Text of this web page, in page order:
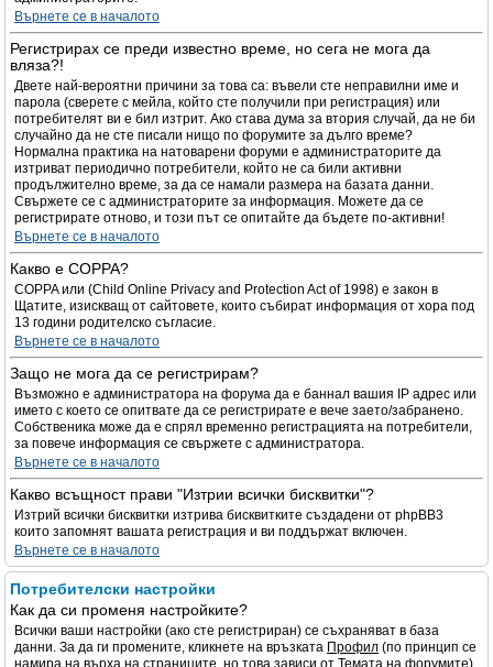
Върнете се в началото
Регистрирах се преди известно време, но сега не мога да
вляза?!
Двете най-вероятни причини за това са: въвели сте неправилни име и
парола (сверете с мейла, който сте получили при регистрация) или
потребителят ви е бил изтрит. Ако става дума за втория случай, да не би
случайно да не сте писали нищо по форумите за дълго време?
Нормална практика на натоварени форуми е администраторите да
изтриват периодично потребители, който не са били активни
продължително време, за да се намали размера на базата данни.
Свържете се с администраторите за информация. Можете да се
регистрирате отново, и този път се опитайте да бъдете по-активни!
Върнете се в началото
Какво е COPPA?
COPPA или (Child Online Privacy and Protection Act of 1998) е закон в
Щатите, изискващ от сайтовете, които събират информация от хора под
13 години родителско съгласие.
Върнете се в началото
Защо не мога да се регистрирам?
Възможно е администратора на форума да е баннал вашия IP адрес или
името с което се опитвате да се регистрирате е вече заето/забранено.
Собственика може да е спрял временно регистрацията на потребители,
за повече информация се свържете с администратора.
Върнете се в началото
Какво всъщност прави "Изтрии всички бисквитки"?
Изтрий всички бисквитки изтрива бисквитките създадени от phpBB3
които запомнят вашата регистрация и ви поддържат включен.
Върнете се в началото
Потребителски настройки
Как да си променя настройките?
Всички ваши настройки (ако сте регистриран) се съхраняват в база
данни. За да ги промените, кликнете на връзката Профил (по принцип се
намира на върха на страниците, но това зависи от Темата на форумите).